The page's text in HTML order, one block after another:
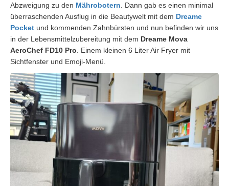
Abzweigung zu den Mährobotern . Dann gab es einen minimal
überraschenden Ausflug in die Beautywelt mit dem Dreame
Pocket und kommenden Zahnbürsten und nun befinden wir uns
in der Lebensmittelzubereitung mit dem Dreame Mova
AeroChef FD10 Pro . Einem kleinen 6 Liter Air Fryer mit
Sichtfenster und Emoji-Menü.